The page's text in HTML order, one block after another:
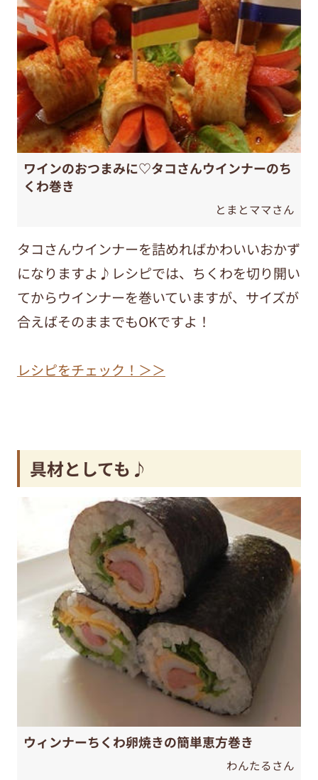
ワインのおつまみに♡タコさんウインナーのち
くわ巻き
とまとママさん
タコさんウインナーを詰めればかわいいおかず
になりますよ♪レシピでは、ちくわを切り開い
てからウインナーを巻いていますが、サイズが
合えばそのままでもOKですよ！
レシピをチェック！＞＞
具材としても♪
ウィンナーちくわ卵焼きの簡単恵方巻き
わんたるさん